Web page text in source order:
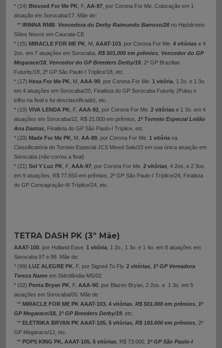
* (14) Blessed For Me PK , F, AA-87 , por Corona For Me. Colocação em 1
atuação em Sorocaba/17. Mãe de:
** IRINNA RMB Vencedora do Derby Raimundo Barroso/26 no Hipódromo
Sítios Novos em Caucaia-CE
* (15) MIRACLE FOR ME PK , M, AAAT-103 , por Corona For Me. 4 vitórias e 4
2os. em 7 atuações em Sorocaba, R$ 501.000 em prêmios Vencedor do GP
Megarace/18 Vencedor do GP Breeders Derby/19 , 2º GP Brazilian
Futurity/18, 2º GP São Paulo-I Triplice/18, etc.
* (17) Hexa For Me PK , M, AAA-99 , por Corona For Me. 1 vitória , 1 2o. e 1 3o.
em 4 atuações em Sorocaba/20, Finalista do GP Sorocaba Futurity (Pulou o
trilho na final e foi desclassificado), etc.
* (19) VIVA LENDA PK , F, AAA-92 , por Corona For Me. 2 vitórias e 1 3o. em 4
atuações em Sorocaba/22, R$ 21.000 em prêmios, 1º Torneio Especial Leilão
Ana Dantas , Finalista do GP São Paulo-I Tríplice, etc.
* (20) Made For Me PK , M, AA-89 , por Corona For Me. 1 vitória na
Classificatória do Torneio Especial JCS Mixed Sale/23 em sua única atuação em
Sorocaba (não correu a final)
* (21) Sol Y Luz PK , F, AAA-97 , por Corona For Me. 2 vitórias , 4 2os, e 2 3os.
em 9 atuações, R$ 77.650 em prêmios, 2º GP São Paulo-I Tríplice/24, Finalista
do GP Consagração-III Tríplice/24, etc.
TETRA DASH PK (3º Mãe)
AAAT-100 , por Holland Ease. 1 vitória , 1 2o., 1 3o. e 1 4o. em 8 atuações em
Sorocaba 97 e 98. Mãe de:
* (99) LUZ ALEGRE PK , F, por Signed To Fly. 2 vitórias 1º GP Vereadora
Tereza Name em Sidrolândia-MS/02
* (02) Penta Bryan PK , F, AAA-90 , por Blazen Bryan, 2 2os. e 1 3o. em 5
atuações em Sorocaba/05. Mãe de :
** MIRACLE FOR ME PK AAAT-103. 4 vitórias R$ 501.000 em prêmios 1º
GP Megarace/18, 1º GP Breeders Derby/19 , etc.
** ELETRIKA BRYAN PK AAAT-105. 5 vitórias R$ 193.000 em prêmios , 2º
GP Megarace/12, etc.
** POPS KING PK, AAAT-105. 5 vitórias , R$ 73.000, 1º GP São Paulo-I